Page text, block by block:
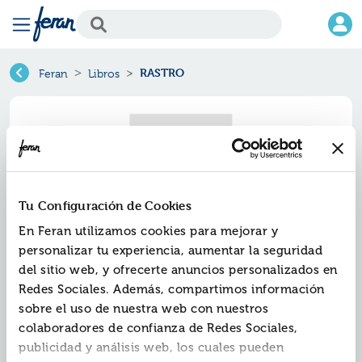
Tu Configuración de Cookies
En Feran utilizamos cookies para mejorar y
personalizar tu experiencia, aumentar la seguridad
del sitio web, y ofrecerte anuncios personalizados en
Redes Sociales. Además, compartimos información
sobre el uso de nuestra web con nuestros
colaboradores de confianza de Redes Sociales,
publicidad y análisis web, los cuales pueden
Feran Libros RASTRO
Rastro
Ref.ZSM-131302
ISBN:9788467543643